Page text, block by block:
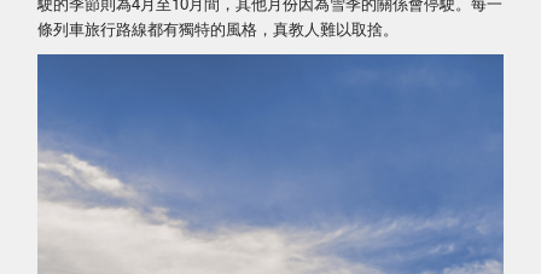
條列車旅行路線都有獨特的風格，真教人難以取捨。